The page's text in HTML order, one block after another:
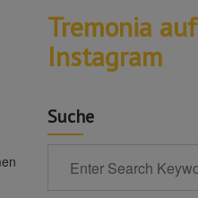
Tremonia auf
Instagram
Suche